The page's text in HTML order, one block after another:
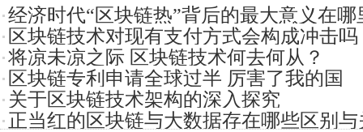
经济时代“区块链热”背后的最大意义在哪
区块链技术对现有支付方式会构成冲击吗
将凉未凉之际 区块链技术何去何从？
区块链专利申请全球过半 厉害了我的国
关于区块链技术架构的深入探究
正当红的区块链与大数据存在哪些区别